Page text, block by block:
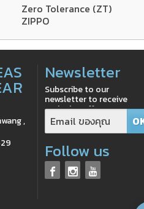
Zero Tolerance (ZT)
ZIPPO
,
Newsletter
Subscribe to our
newsletter to receive
exclusive offers
Follow us